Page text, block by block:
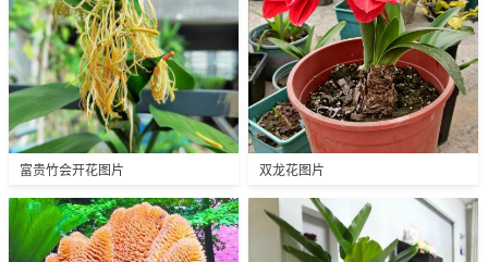
富贵竹会开花图片 双龙花图片